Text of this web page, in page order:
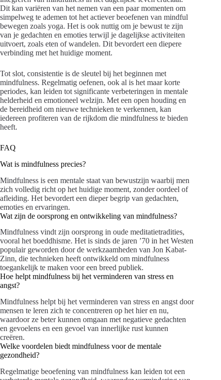
Dit kan variëren van het nemen van een paar momenten om
simpelweg te ademen tot het actiever beoefenen van mindful
bewegen zoals yoga. Het is ook nuttig om je bewust te zijn
van je gedachten en emoties terwijl je dagelijkse activiteiten
uitvoert, zoals eten of wandelen. Dit bevordert een diepere
verbinding met het huidige moment.
Tot slot, consistentie is de sleutel bij het beginnen met
mindfulness. Regelmatig oefenen, ook al is het maar korte
periodes, kan leiden tot significante verbeteringen in mentale
helderheid en emotioneel welzijn. Met een open houding en
de bereidheid om nieuwe technieken te verkennen, kan
iedereen profiteren van de rijkdom die mindfulness te bieden
heeft.
FAQ
Wat is mindfulness precies?
Mindfulness is een mentale staat van bewustzijn waarbij men
zich volledig richt op het huidige moment, zonder oordeel of
afleiding. Het bevordert een dieper begrip van gedachten,
emoties en ervaringen.
Wat zijn de oorsprong en ontwikkeling van mindfulness?
Mindfulness vindt zijn oorsprong in oude meditatietradities,
vooral het boeddhisme. Het is sinds de jaren ’70 in het Westen
populair geworden door de werkzaamheden van Jon Kabat-
Zinn, die technieken heeft ontwikkeld om mindfulness
toegankelijk te maken voor een breed publiek.
Hoe helpt mindfulness bij het verminderen van stress en
angst?
Mindfulness helpt bij het verminderen van stress en angst door
mensen te leren zich te concentreren op het hier en nu,
waardoor ze beter kunnen omgaan met negatieve gedachten
en gevoelens en een gevoel van innerlijke rust kunnen
creëren.
Welke voordelen biedt mindfulness voor de mentale
gezondheid?
Regelmatige beoefening van mindfulness kan leiden tot een